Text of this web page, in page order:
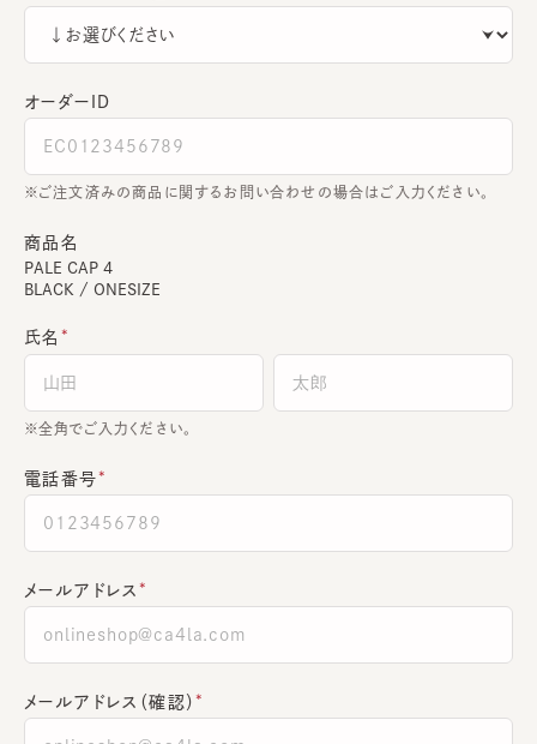
オーダーＩＤ
ご注文済みの商品に関するお問い合わせの場合はご入力ください。
商品名
PALE CAP 4
BLACK / ONESIZE
氏名
全角でご入力ください。
電話番号
メールアドレス
メールアドレス（確認）